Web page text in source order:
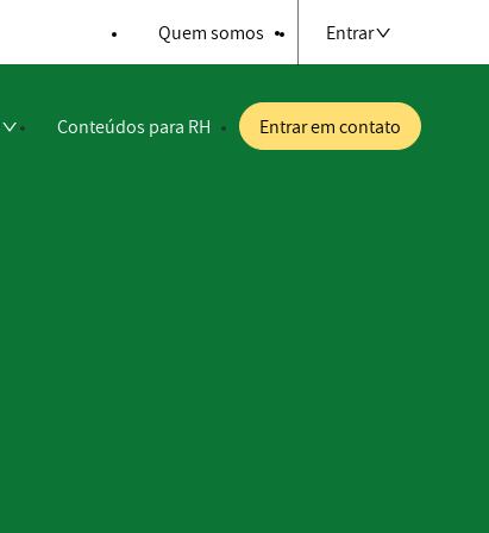
Quem somos Entrar
Conteúdos para RH Entrar em contato